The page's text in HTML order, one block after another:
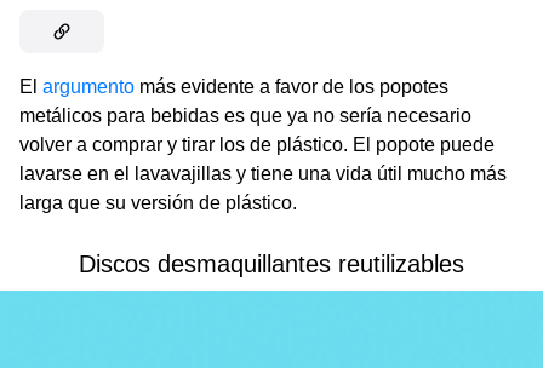
El argumento más evidente a favor de los popotes
metálicos para bebidas es que ya no sería necesario
volver a comprar y tirar los de plástico. El popote puede
lavarse en el lavavajillas y tiene una vida útil mucho más
larga que su versión de plástico.
Discos desmaquillantes reutilizables